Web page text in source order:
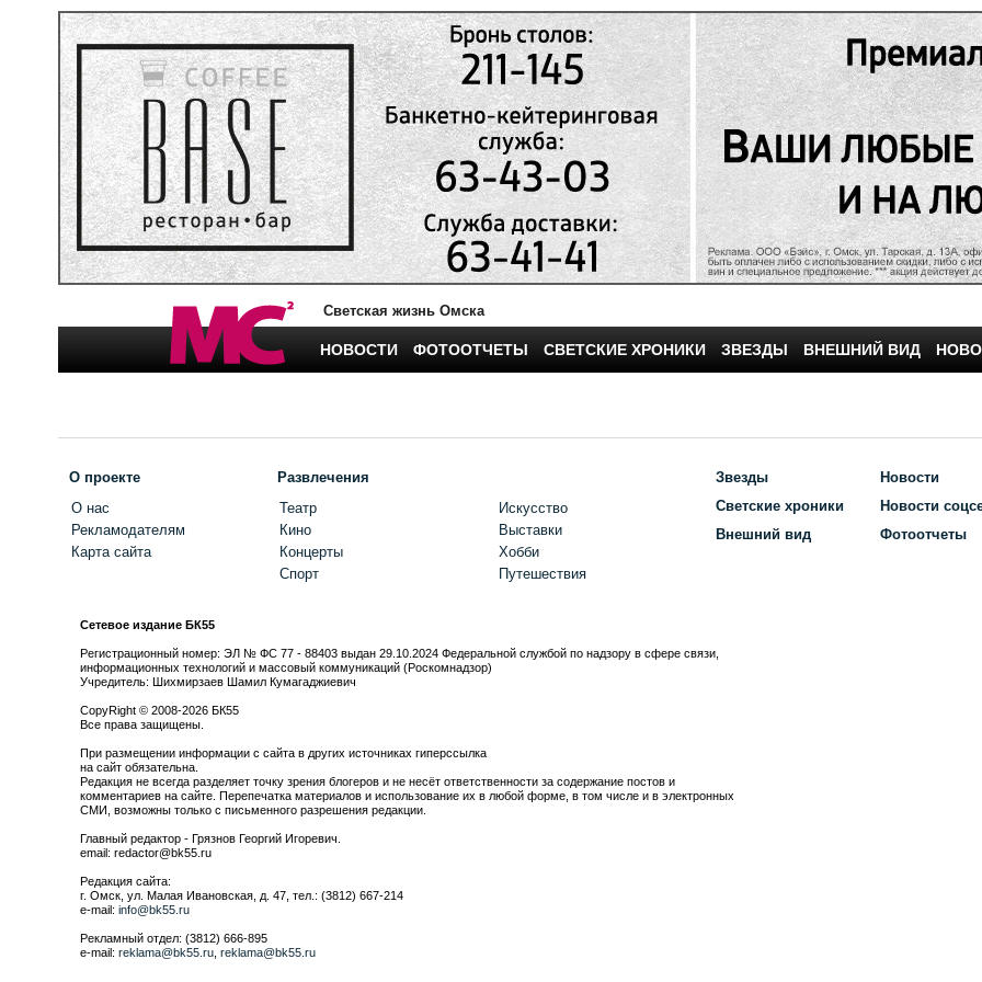
Светская жизнь Омска
НОВОСТИ ФОТООТЧЕТЫ СВЕТСКИЕ ХРОНИКИ ЗВЕЗДЫ ВНЕШНИЙ ВИД
О проекте
О нас
Рекламодателям
Карта сайта
Развлечения
Театр
Кино
Концерты
Спорт
Искусство
Выставки
Хобби
Путешествия
Звезды
Светские хроники
Внешний вид
Новости
Новости
Фотоотчеты
Сетевое издание БК55
Регистрационный номер: ЭЛ № ФС 77 - 88403 выдан 29.10.2024 Федеральной службой по надзору в сфере связи,
информационных технологий и массовый коммуникаций (Роскомнадзор)
Учредитель: Шихмирзаев Шамил Кумагаджиевич
CopyRight © 2008-2026 БК55
Все права защищены.
При размещении информации с сайта в других источниках гиперссылка
на сайт обязательна.
Редакция не всегда разделяет точку зрения блогеров и не несёт ответственности за содержание постов и
комментариев на сайте. Перепечатка материалов и использование их в любой форме, в том числе и в электронных
СМИ, возможны только с письменного разрешения редакции.
Главный редактор - Грязнов Георгий Игоревич.
email: redactor@bk55.ru
Редакция сайта:
г. Омск, ул. Малая Ивановская, д. 47, тел.: (3812) 667-214
e-mail: info@bk55.ru
Рекламный отдел: (3812) 666-895
e-mail: reklama@bk55.ru reklama@bk55.ru